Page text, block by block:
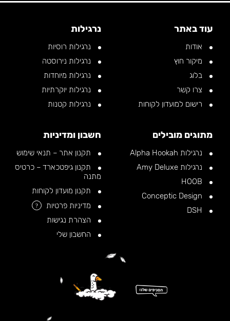
עוד באתר
אודות
מיקור חוץ
בלוג
צרו קשר
רישום למועדון לקוחות
נרגילות
נרגילות רוסיות
נרגילות נירוסטה
נרגילות מיוחדות
נרגילות יוקרתיות
נרגילות קטנות
מתוגים מובילים
נרגילות Alpha Hookah
נרגילות Amy Deluxe
חשבון ומדיניות
תקנון אתר – תנאי שימוש
תקנון גיפטכארד – כרטיס
מתנה
תקנון מועדון לקוחות
מדיניות פרטיות
?
הצהרת נגישות
החשבון שלי